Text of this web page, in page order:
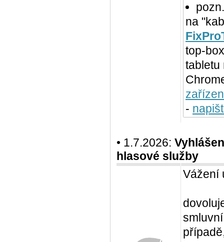
na
top-
tabletu
-
• 1.7.2026:
hlasové služby
Vážení